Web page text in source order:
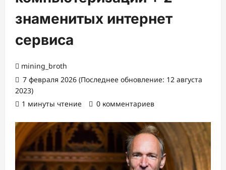
знаменитых интернет
сервиса
mining_broth
7 февраля 2026 (Последнее обновление: 12 августа
2023)
1 минуты чтение
0 комментариев